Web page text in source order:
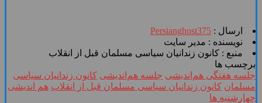
ارسال : Persianghost375
نویسنده : مدیر سایت
منبع : کانون زندانیان سیاسی مسلمان قبل از انقلاب
برچسب ها
جلسه هفتگی هم‌اندیشی جلسه هم‌اندیشی کانون زندانیان سیاسی
مسلمان کانون زندانیان سیاسی مسلمان قبل از انقلاب هم اندیشی
چهارشنبه ها